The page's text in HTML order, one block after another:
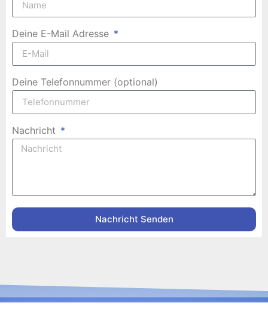
Deine E-Mail Adresse
Deine Telefonnummer (optional)
Nachricht
Nachricht Senden